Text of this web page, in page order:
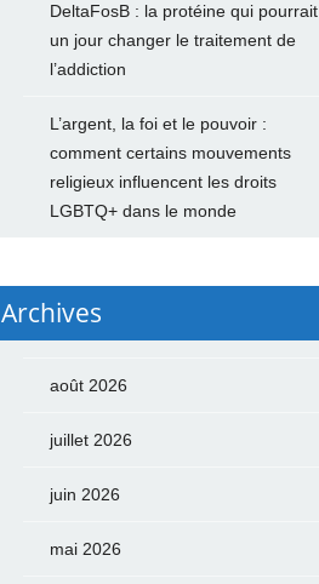
DeltaFosB : la protéine qui pourrait
un jour changer le traitement de
l’addiction
L’argent, la foi et le pouvoir :
comment certains mouvements
religieux influencent les droits
LGBTQ+ dans le monde
Archives
août 2026
juillet 2026
juin 2026
mai 2026